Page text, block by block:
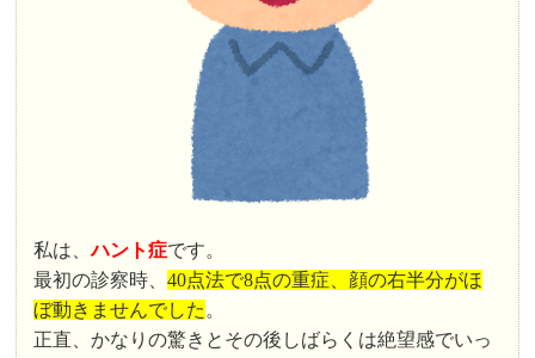
私は、ハント症です。
最初の診察時、40点法で8点の重症、顔の右半分がほ
ぼ動きませんでした 。
正直、かなりの驚きとその後しばらくは絶望感でいっ